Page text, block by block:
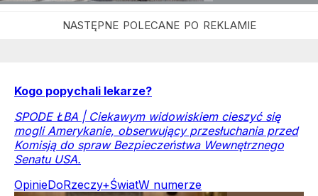
Kogo popychali lekarze?
SPODE ŁBA | Ciekawym widowiskiem cieszyć się
mogli Amerykanie, obserwujący przesłuchania przed
Komisją do spraw Bezpieczeństwa Wewnętrznego
Senatu USA.
OpinieDoRzeczy+ŚwiatW numerze